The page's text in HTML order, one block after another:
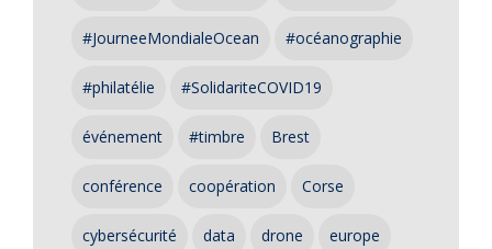
#JourneeMondialeOcean #océanographie
#philatélie #SolidariteCOVID19
événement #timbre Brest
conférence coopération Corse
cybersécurité data drone europe